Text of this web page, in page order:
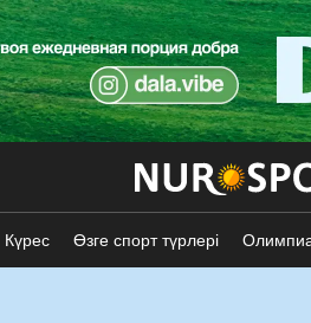
Күрес Өзге спорт түрлері